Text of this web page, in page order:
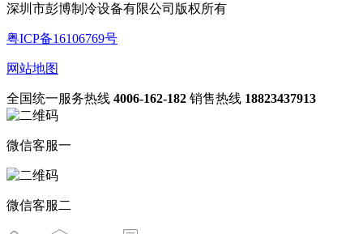
深圳市彭博制冷设备有限公司版权所有
粤ICP备16106769号
网站地图
全国统一服务热线 4006-162-182 销售热线 18823437913
微信客服一
微信客服二